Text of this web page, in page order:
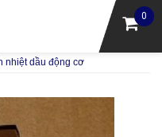
0
nhiệt dầu động cơ